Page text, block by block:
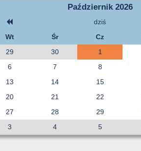
Październik 2026
dziś
Wt Śr Cz
29 30 1
6 7 8
13 14 15
20 21 22
27 28 29
3 4 5